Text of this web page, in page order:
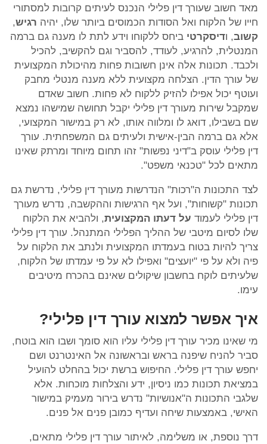
מאד חשוב שעורך דין פלילי הנכנס לעיתים קרובות למסתורי
חייו של הלקוח ואל הסודות הכמוסים ביותר שלו, יהיה רגיש,
קשוב, ודיסקרטי ביחס ללקוחו וידע לתת לו מענה גם ברמה
המנטלית, להרגיע, לעודד, להסביר וגם להקשיב, להכיל
ולכבד. תכונות אלה אינן חשובות פחות מהיכולת המקצועית
של עורך הדין. הצלחה מקצועית ללא מענה מנטלי מחבק
ועוטף יכול אפילו להזיק ללקוח לא פחות. חשוב שאדם
שמקבל שירות מעורך דין פלילי יקבל תחושה שמישהו נמצא
שם בשבילו, דואג לו ומלווה אותו, לא רק במישור המקצועי,
אלא גם ברמה הבין-אישית ולעיתים גם המשפחתית. עורך
דין פלילי עוסק ב"דיני נפשות" זהו תחום מיוחד ומרתק שאינו
מתאים לכל "טכנאי משפט".
לצד התכונות ה"רכות" הנדרשות מעורך דין פלילי, נדרשת גם
תכונות "קשוחות", ועל אף הרגישות וההקשבה, נדרש מעורך
דין פלילי לעמוד על דעתו המקצועית, ולהביא את הלקוח
שלו לסיום מיטבי של ההליך הפלילי המתנהל. עורך דין פלילי
צריך להיות בטוח בעמדתו המקצועית ולנתב את הלקוח על
פיה ולא על פי "יועצים" ואפילו לא על פי עמדתו של הלקוח,
שלעיתים לוקח בחשבון שיקולים שאינם בהכרח מיטיבים
עימו.
איך אפשר למצוא עורך דין פלילי?
מי שאינו מכיר עורך דין פלילי עליו הוא סומך ושבו הוא בוטח,
סביר להניח שיפנה בראש ובראשונה אל האינטרנט ושם
יחפש עורך דין פלילי. החיפוש ברשת יכול בהחלט להועיל
במציאת תכונות כמו ניסיון, ידע והצלחות מוכחות. אלא
שלגבי התכונות ה"אנושיות" נדרש בירור מעמיק במישור
האישי, באמצעות שיחה ועדיף כמובן פנים אל פנים.
דרך נוספת, או משלימה, לאיתור עורך דין פלילי מתאים,